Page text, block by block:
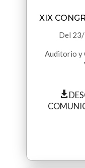
XIX
Del
Auditorio y